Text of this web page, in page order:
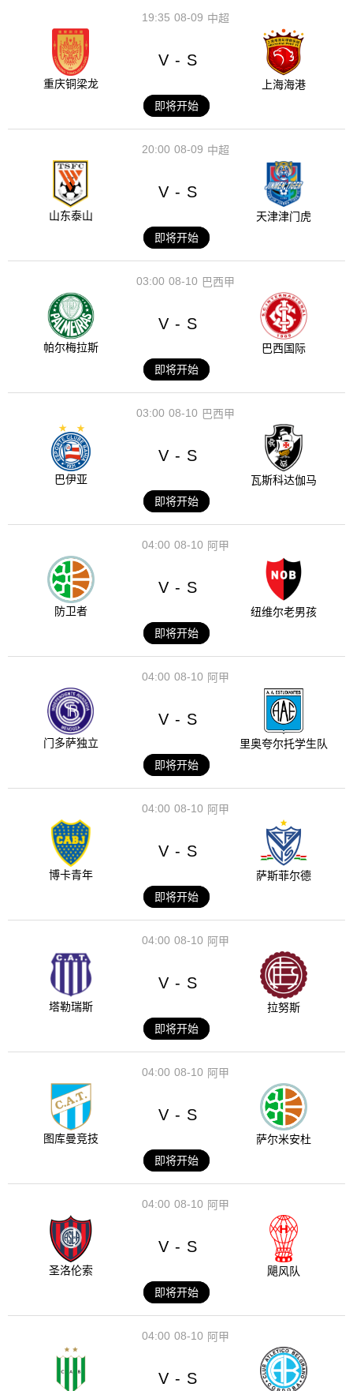
08-09
19:35 中超
重庆铜梁龙
V - S
上海海港
即将开始
08-09
20:00 中超
山东泰山
V - S
天津津门虎
即将开始
08-10
03:00 巴西甲
帕尔梅拉斯
V - S
巴西国际
即将开始
08-10
03:00 巴西甲
巴伊亚
V - S
瓦斯科达伽马
即将开始
08-10
04:00 阿甲
防卫者
V - S
纽维尔老男孩
即将开始
08-10
04:00 阿甲
门多萨独立
V - S
里奥夸尔托学生队
即将开始
08-10
04:00 阿甲
博卡青年
V - S
萨斯菲尔德
即将开始
08-10
04:00 阿甲
塔勒瑞斯
V - S
拉努斯
即将开始
08-10
04:00 阿甲
图库曼竞技
V - S
萨尔米安杜
即将开始
08-10
04:00 阿甲
圣洛伦索
V - S
飓风队
即将开始
08-10
04:00 阿甲
V - S